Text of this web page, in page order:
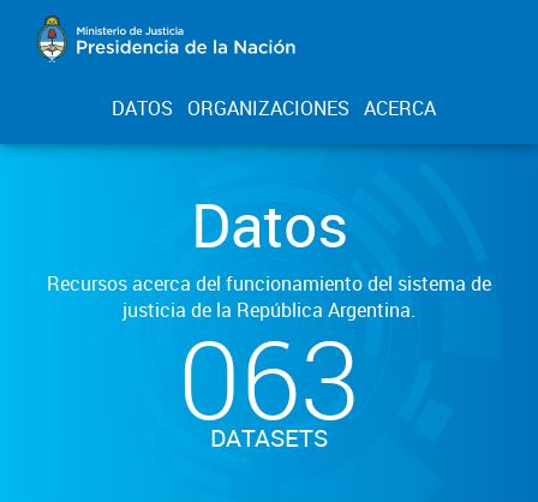
DATOS ORGANIZACIONES ACERCA
Datos
Recursos acerca del funcionamiento del sistema de
justicia de la República Argentina.
063
DATASETS